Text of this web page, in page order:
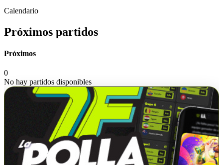
Calendario
Próximos partidos
Próximos
0
No hay partidos disponibles